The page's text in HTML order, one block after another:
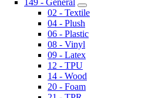
02 - Textile
04 - Plush
06 - Plastic
08 - Vinyl
09 - Latex
12 - TPU
14 - Wood
20 - Foam